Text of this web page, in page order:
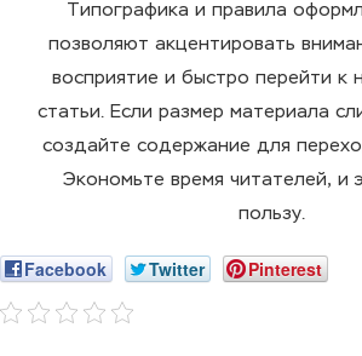
Типографика и правила
позволяют акцентировать
восприятие и быстро перейти к
статьи. Если размер материала
создайте содержание для
Экономьте время читателей, и
пользу.
Facebook Twitter Pinterest